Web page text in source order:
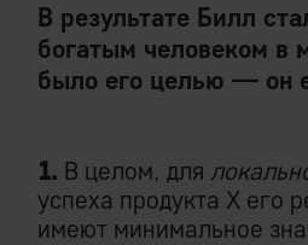
В результате Билл
богатым человеком в
было его целью — он
1. В целом, для
успеха продукта Х его
имеют минимальное